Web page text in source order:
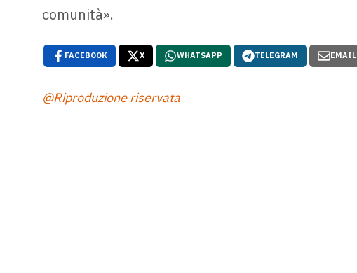
comunità».
FACEBOOK X WHATSAPP TELEGRAM EMAIL
@Riproduzione riservata